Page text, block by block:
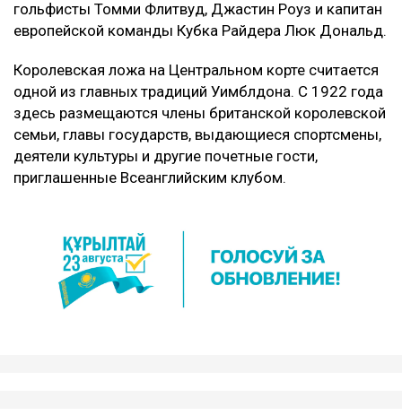
гольфисты Томми Флитвуд, Джастин Роуз и капитан
европейской команды Кубка Райдера Люк Дональд.
Королевская ложа на Центральном корте считается
одной из главных традиций Уимблдона. С 1922 года
здесь размещаются члены британской королевской
семьи, главы государств, выдающиеся спортсмены,
деятели культуры и другие почетные гости,
приглашенные Всеанглийским клубом.